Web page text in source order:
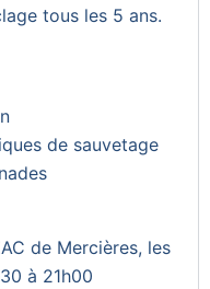
tous les 5 ans.
de sauvetage
de Mercières, les
à 21h00